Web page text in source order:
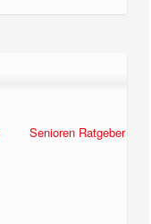
Senioren Ratgeber